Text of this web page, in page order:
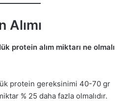
Alımı
protein alım miktarı ne olmalı
protein gereksinimi 40-70 gr
% 25 daha fazla olmalıdır.